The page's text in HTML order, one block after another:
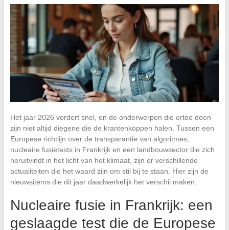
Het jaar 2026 vordert snel, en de onderwerpen die ertoe doen
zijn niet altijd diegene die de krantenkoppen halen. Tussen een
Europese richtlijn over de transparantie van algoritmes,
nucleaire fusietests in Frankrijk en een landbouwsector die zich
heruitvindt in het licht van het klimaat, zijn er verschillende
actualiteiten die het waard zijn om stil bij te staan. Hier zijn de
nieuwsitems die dit jaar daadwerkelijk het verschil maken.
Nucleaire fusie in Frankrijk: een
geslaagde test die de Europese